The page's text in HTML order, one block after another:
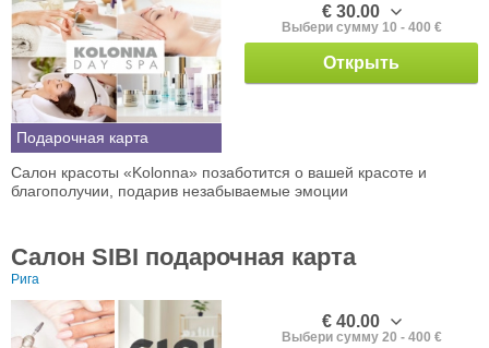
Подарочная карта
€ 30.00
Выбери сумму 10 - 400 €
Открыть
Салон красоты «Kolonna» позаботится о вашей красоте и
благополучии, подарив незабываемые эмоции
Салон SIBI подарочная карта
Рига
€ 40.00
Выбери сумму 20 - 400 €